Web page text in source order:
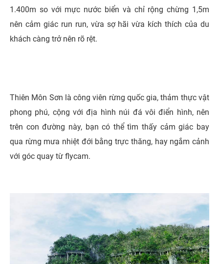
1.400m so với mực nước biển và chỉ rộng chừng 1,5m
nên cảm giác run run, vừa sợ hãi vừa kích thích của du
khách càng trở nên rõ rệt.
Thiên Môn Sơn là công viên rừng quốc gia, thảm thực vật
phong phú, cộng với địa hình núi đá vôi điển hình, nên
trên con đường này, bạn có thể tìm thấy cảm giác bay
qua rừng mưa nhiệt đới bằng trực thăng, hay ngắm cảnh
với góc quay từ flycam.